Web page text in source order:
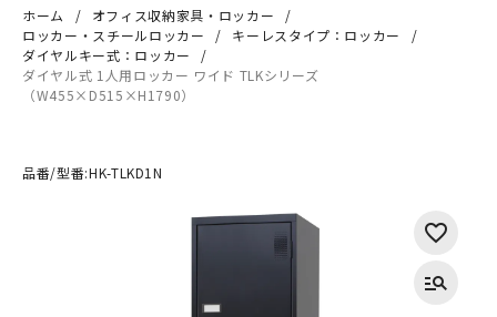
ホーム
オフィス収納家具・ロッカー
ロッカー・スチールロッカー
キーレスタイプ：ロッカー
ダイヤルキー式：ロッカー
ダイヤル式 1人用ロッカー ワイド TLKシリーズ
（W455×D515×H1790）
品番/型番:HK-TLKD1N